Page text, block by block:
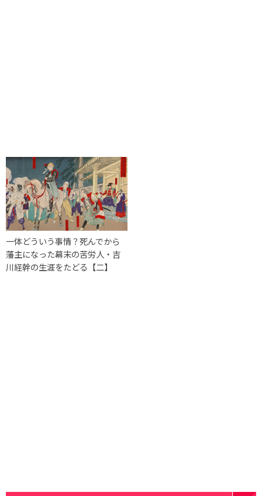
一体どういう事情？死んでから
藩主になった幕末の苦労人・吉
川経幹の生涯をたどる【二】